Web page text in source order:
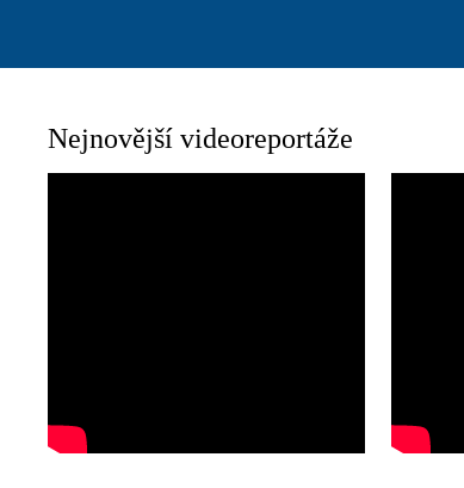
Nejnovější videoreportáže